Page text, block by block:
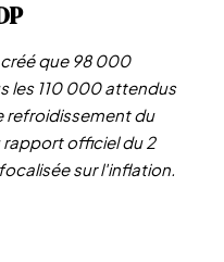
que 98 000
les 110 000 attendus
refroidissement du
rapport officiel du 2
sur l'inflation.